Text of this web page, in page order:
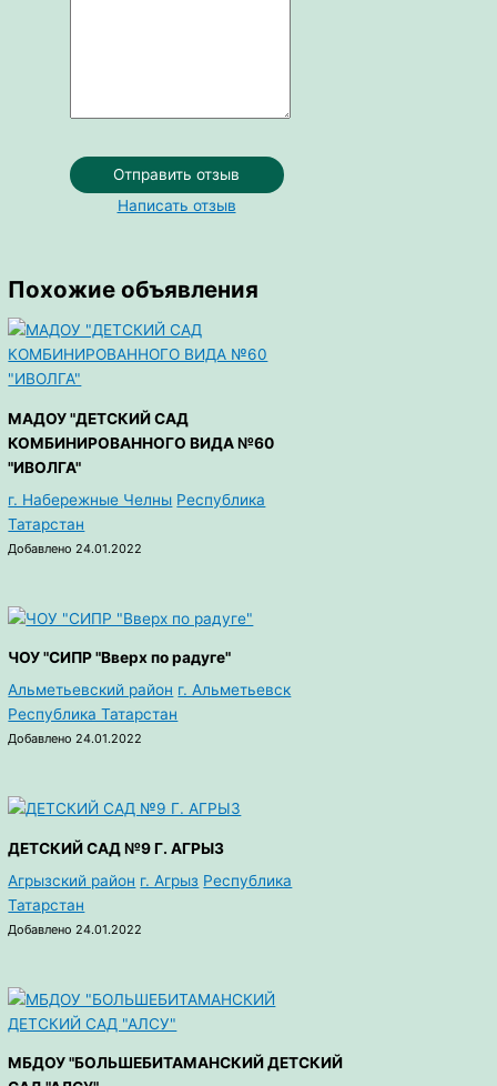
Отправить отзыв
Написать отзыв
Похожие объявления
МАДОУ "ДЕТСКИЙ САД
КОМБИНИРОВАННОГО ВИДА №60
"ИВОЛГА"
г. Набережные Челны Республика
Татарстан
Добавлено 24.01.2022
ЧОУ "СИПР "Вверх по радуге"
Альметьевский район г. Альметьевск
Республика Татарстан
Добавлено 24.01.2022
ДЕТСКИЙ САД №9 Г. АГРЫЗ
Агрызский район г. Агрыз Республика
Татарстан
Добавлено 24.01.2022
МБДОУ "БОЛЬШЕБИТАМАНСКИЙ ДЕТСКИЙ